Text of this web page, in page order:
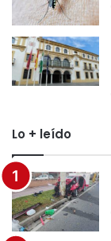
Lo + leído